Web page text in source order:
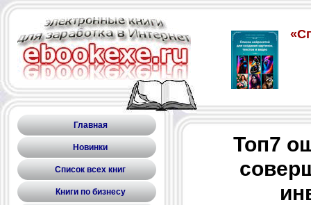
Главная
Новинки
Список всех книг
Книги по бизнесу
Топ7